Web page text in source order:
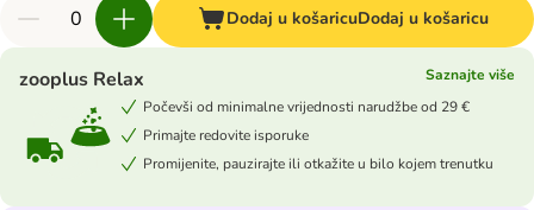
Dodaj u košaricuDodaj u košaricu
zooplus Relax
Saznajte više
Počevši od minimalne vrijednosti narudžbe od 29 €
Primajte redovite isporuke
Promijenite, pauzirajte ili otkažite u bilo kojem trenutku